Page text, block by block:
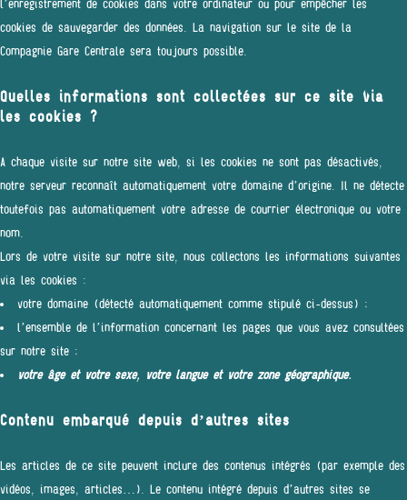
l’enregistrement de cookies dans votre ordinateur ou pour empêcher les
cookies de sauvegarder des données. La navigation sur le site de la
Compagnie Gare Centrale sera toujours possible.
Quelles informations sont collectées sur ce site via
les cookies ?
A chaque visite sur notre site web, si les cookies ne sont pas désactivés,
notre serveur reconnaît automatiquement votre domaine d’origine. Il ne détecte
toutefois pas automatiquement votre adresse de courrier électronique ou votre
nom.
Lors de votre visite sur notre site, nous collectons les informations suivantes
via les cookies :
votre domaine (détecté automatiquement comme stipulé ci-dessus) ;
l’ensemble de l’information concernant les pages que vous avez consultées
sur notre site ;
votre âge et votre sexe, votre langue et votre zone géographique.
Contenu embarqué depuis d’autres sites
Les articles de ce site peuvent inclure des contenus intégrés (par exemple des
vidéos, images, articles…). Le contenu intégré depuis d’autres sites se